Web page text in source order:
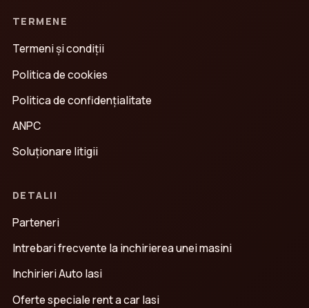
TERMENE
Termeni și condiții
Politica de cookies
Politica de confidenţialitate
ANPC
Soluționare litigii
DETALII
Parteneri
Intrebari frecvente la inchirierea unei masini
Inchirieri Auto Iasi
Oferte speciale rent a car Iasi